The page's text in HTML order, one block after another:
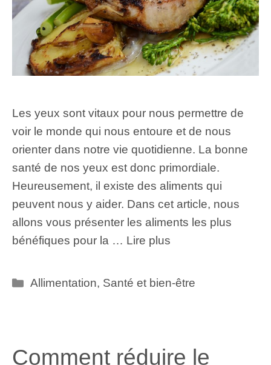
Les yeux sont vitaux pour nous permettre de
voir le monde qui nous entoure et de nous
orienter dans notre vie quotidienne. La bonne
santé de nos yeux est donc primordiale.
Heureusement, il existe des aliments qui
peuvent nous y aider. Dans cet article, nous
allons vous présenter les aliments les plus
bénéfiques pour la … Lire plus
Catégories
Allimentation, Santé et bien-être
Comment réduire le